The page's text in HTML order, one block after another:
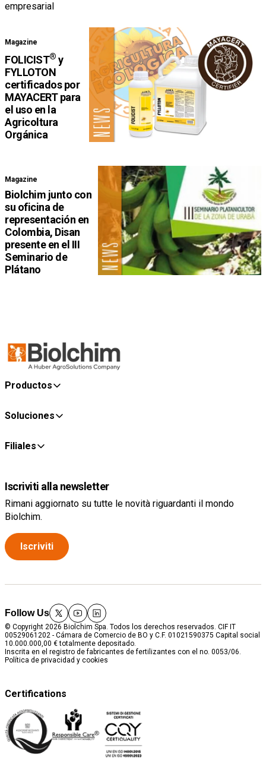
empresarial
Magazine
FOLICIST® y
FYLLOTON
certificados por
MAYACERT para
el uso en la
Agricoltura
Orgánica
Magazine
Biolchim junto con
su oficina de
representación en
Colombia, Disan
presente en el III
Seminario de
Plátano
Productos
Soluciones
Filiales
Iscriviti alla newsletter
Rimani aggiornato su tutte le novità riguardanti il mondo
Biolchim.
Iscriviti
Follow Us
twitteryoutube
linkedin
© Copyright 2026 Biolchim Spa. Todos los derechos reservados. CIF IT
00529061202 - Cámara de Comercio de BO y C.F. 01021590375 Capital social
10.000.000,00 € totalmente depositado.
Inscrita en el registro de fabricantes de fertilizantes con el no. 0053/06.
Política de privacidad y cookies
Certifications